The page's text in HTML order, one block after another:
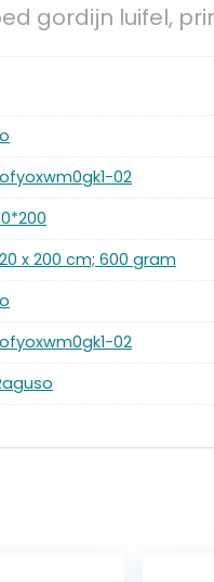
gordijn luifel,
02
x 200 cm; 600 gram
02